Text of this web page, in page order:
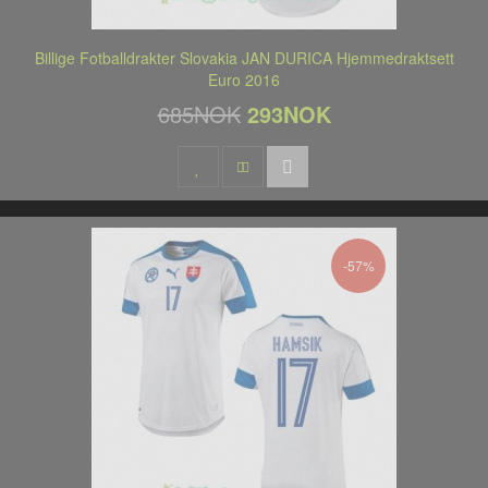
Billige Fotballdrakter Slovakia JAN DURICA Hjemmedraktsett
Euro 2016
685NOK 293NOK
-57%